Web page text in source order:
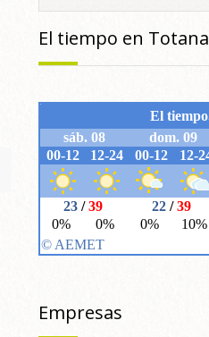
El tiempo en Totana
Empresas